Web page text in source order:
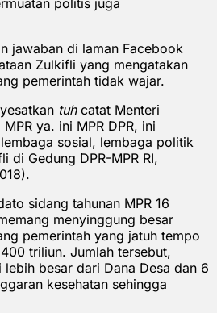
jawaban di laman Facebook
Zulkifli yang mengatakan
pemerintah tidak wajar.
tuh catat Menteri
ya. ini MPR DPR, ini
sosial, lembaga politik
di Gedung DPR-MPR RI,
sidang tahunan MPR 16
menyinggung besar
pemerintah yang jatuh tempo
triliun. Jumlah tersebut,
besar dari Dana Desa dan 6
kesehatan sehingga